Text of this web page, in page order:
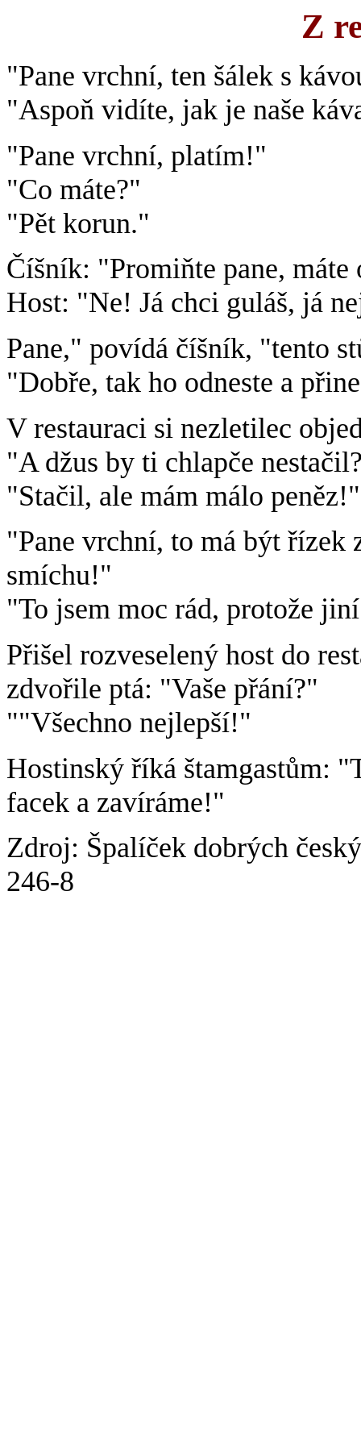
Z
"Pane vrchní, ten šálek s
"Aspoň vidíte, jak je naše
"Pane vrchní, platím!"
"Co máte?"
"Pět korun."
Číšník: "Promiňte pane, máte
Host: "Ne! Já chci guláš, já
Pane," povídá číšník, "tento
"Dobře, tak ho odneste a
V restauraci si nezletilec
"A džus by ti chlapče
"Stačil, ale mám málo peněz!"
"Pane vrchní, to má být
smíchu!"
"To jsem moc rád, protože
Přišel rozveselený host do
zdvořile ptá: "Vaše přání?"
""Všechno nejlepší!"
Hostinský říká štamgastům:
facek a zavíráme!"
Zdroj: Špalíček dobrých
246-8